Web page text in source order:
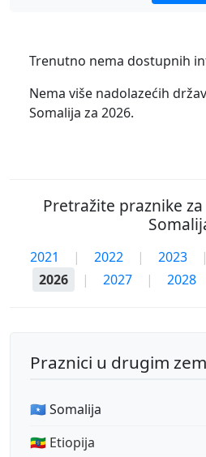
Trenutno nema dostupnih
Nema više nadolazećih
Somalija za 2026.
Pretražite praznike
2021 | 2022 | 2023 |
2026
| 2027 | 2028
Praznici u drugim
🇸🇴 Somalija
🇪🇹 Etiopija